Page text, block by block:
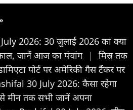
2026: 30 जुलाई 2026 का क्या
जानें आज का पंचांग |
मिस्र तक
पोर्ट पर अमेरिकी गैस टैंकर पर
30 July 2026: कैसा रहेगा
तक सभी जानें अपना